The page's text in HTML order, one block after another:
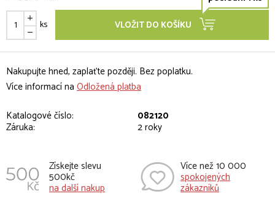
ks VLOŽIT DO KOŠÍKU
Nakupujte hned, zaplaťte později. Bez poplatku.
Více informací na Odložená platba
Katalogové číslo:
082120
Záruka: 2 roky
Získejte slevu
500kč
na další nakup
Více než 10 000
spokojených
zákazníků